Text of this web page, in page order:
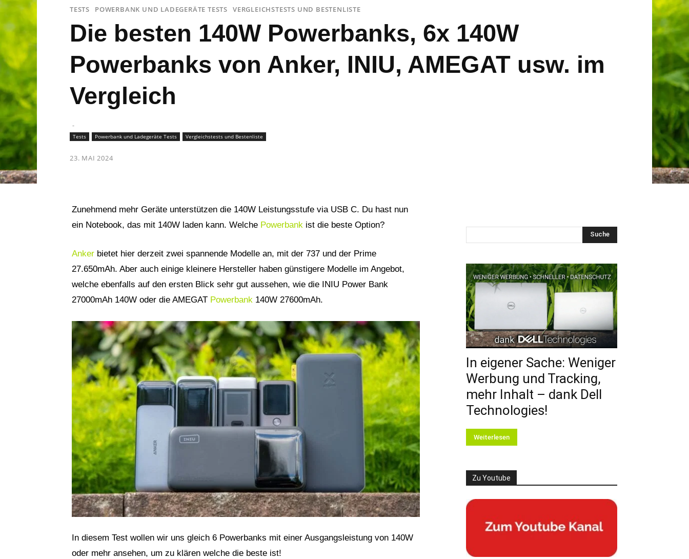
TESTS POWERBANK UND LADEGERÄTE TESTS VERGLEICHSTESTS UND BESTENLISTE
Die besten 140W Powerbanks, 6x 140W
Powerbanks von Anker, INIU, AMEGAT usw. im
Vergleich
-
Tests
Powerbank und Ladegeräte Tests Vergleichstests und Bestenliste
23. MAI 2024
Zunehmend mehr Geräte unterstützen die 140W Leistungsstufe via USB C. Du hast nun
ein Notebook, das mit 140W laden kann. Welche Powerbank ist die beste Option?
Anker bietet hier derzeit zwei spannende Modelle an, mit der 737 und der Prime
27.650mAh. Aber auch einige kleinere Hersteller haben günstigere Modelle im Angebot,
welche ebenfalls auf den ersten Blick sehr gut aussehen, wie die INIU Power Bank
27000mAh 140W oder die AMEGAT Powerbank 140W 27600mAh.
In diesem Test wollen wir uns gleich 6 Powerbanks mit einer Ausgangsleistung von 140W
oder mehr ansehen, um zu klären welche die beste ist!
Suche
In eigener Sache: Weniger
Werbung und Tracking,
mehr Inhalt – dank Dell
Technologies!
Weiterlesen
Zu Youtube